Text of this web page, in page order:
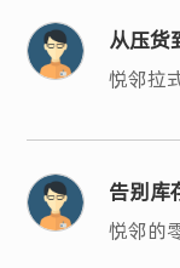
从压货
系统开
悦邻拉
告别库
轻运营
悦邻的